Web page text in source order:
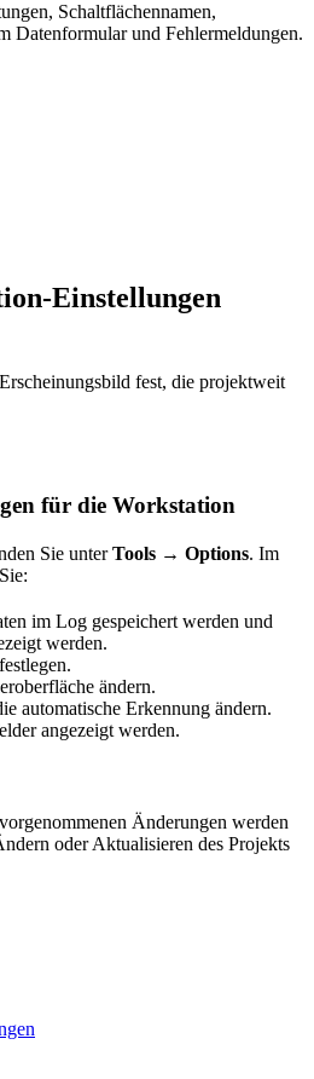
Schaltflächennamen,
Datenformular und Fehlermeldungen.
Einstellungen
fest, die projektweit
für die Workstation
Sie unterTools → Options. Im
im Log gespeichert werden und
werden.
ändern.
automatische Erkennung ändern.
angezeigt werden.
vorgenommenen Änderungen werden
oder Aktualisieren des Projekts